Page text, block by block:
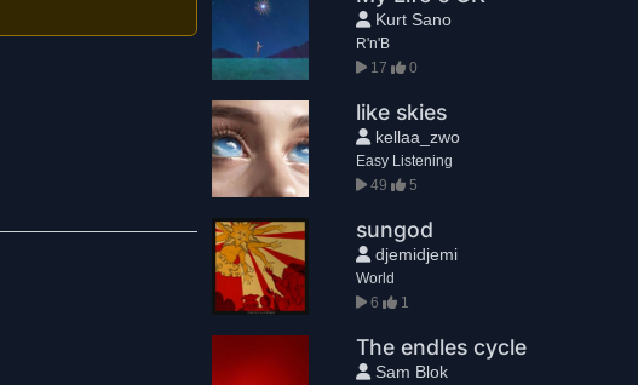
Kurt Sano
R'n'B
17
0
like skies
kellaa_zwo
Easy Listening
49
5
sungod
djemidjemi
World
6
1
The endles cycle
Sam Blok